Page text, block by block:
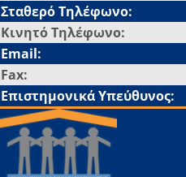
Σταθερό Τηλέφωνο:
Κινητό Τηλέφωνο:
Email:
Fax:
Επιστημονικά Υπεύθυνος: